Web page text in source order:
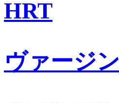
HRT
ヴァージン